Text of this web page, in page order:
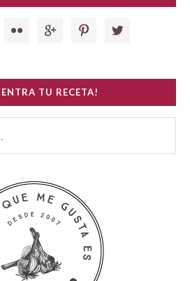
   
TU RECETA!